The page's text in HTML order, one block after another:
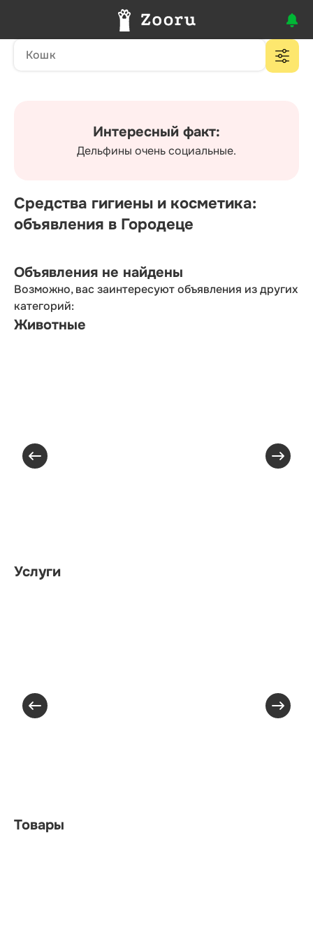
Интересный факт:
Дельфины очень социальные.
Средства гигиены и косметика:
объявления в Городеце
Объявления не найдены
Возможно, вас заинтересуют объявления из других
категорий:
Животные
Услуги
Товары